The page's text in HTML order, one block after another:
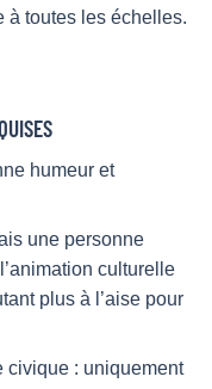
à toutes les échelles.
humeur et
une personne
culturelle
plus à l’aise pour
civique : uniquement